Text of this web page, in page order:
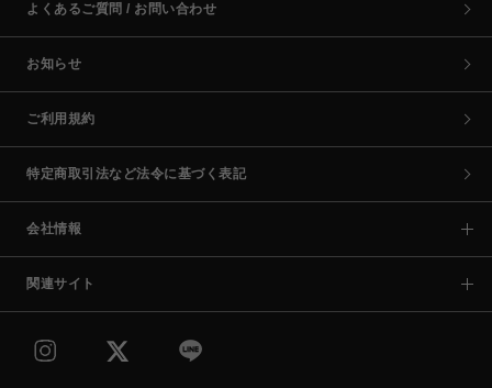
よくあるご質問 / お問い合わせ
お知らせ
ご利用規約
特定商取引法など法令に基づく表記
会社情報
関連サイト